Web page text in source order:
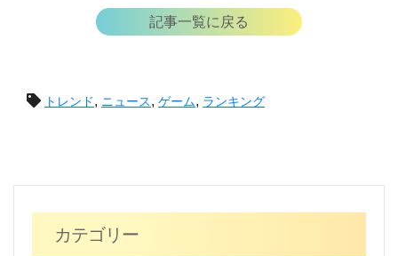
記事一覧に戻る
投
ビ
トレンド, ニュース, ゲーム, ランキング
カテゴリー